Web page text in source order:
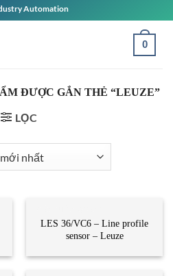
Automation
0
ĐƯỢC GẮN THẺ “LEUZE”
LỌC
LES 36/VC6 – Line profile
sensor – Leuze